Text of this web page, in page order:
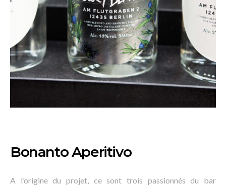
Bonanto Aperitivo
A l’origine du projet, ce sont trois passionnés du bar